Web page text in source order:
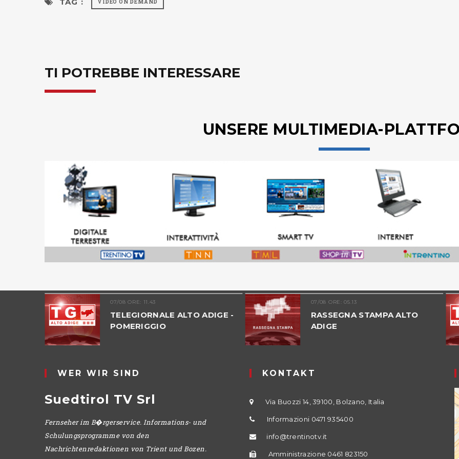
VIDEO ON DEMAND
TI POTREBBE INTERESSARE
UNSERE MULTIMEDIA-
07/08 ORE: 11.43
TELEGIORNALE ALTO ADIGE -
POMERIGGIO
07/08 ORE: 05.13
RASSEGNA STAMPA ALTO
ADIGE
WER WIR SIND
Suedtirol TV Srl
Fernseher im B�rgerservice. Informations- und
Schulungsprogramme von den
Nachrichtenredaktionen von Trient und Bozen.
KONTAKT
Via Buozzi 14, 39100, Bolzano, Italia
Informazioni 0471 935400
info@trentinotv.it
Amministrazione 0461 823150